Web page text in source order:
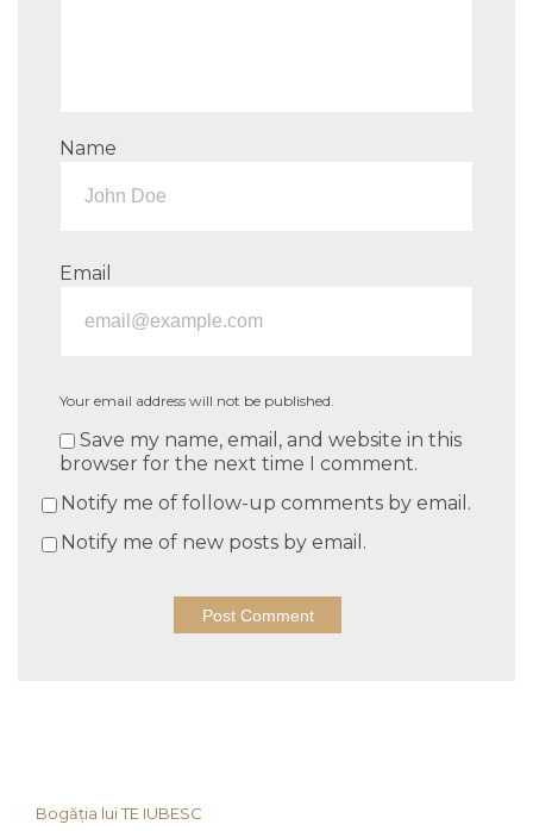
Name
Email
Your email address will not be published.
Save my name, email, and website in this
browser for the next time I comment.
Notify me of follow-up comments by email.
Notify me of new posts by email.
Bogăția lui TE IUBESC